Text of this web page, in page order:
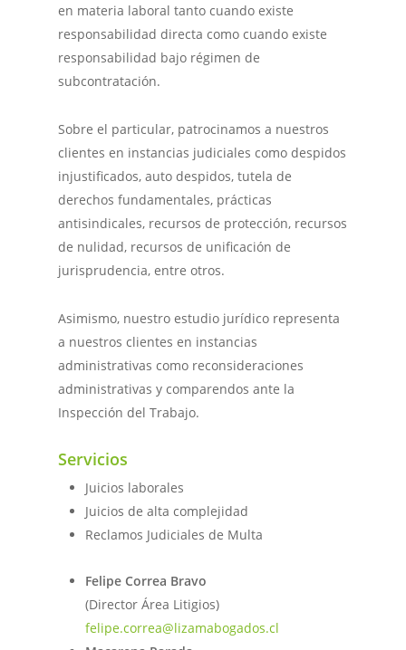
en materia laboral tanto cuando existe
responsabilidad directa como cuando existe
responsabilidad bajo régimen de
subcontratación.
Sobre el particular, patrocinamos a nuestros
clientes en instancias judiciales como despidos
injustificados, auto despidos, tutela de
derechos fundamentales, prácticas
antisindicales, recursos de protección, recursos
de nulidad, recursos de unificación de
jurisprudencia, entre otros.
Asimismo, nuestro estudio jurídico representa
a nuestros clientes en instancias
administrativas como reconsideraciones
administrativas y comparendos ante la
Inspección del Trabajo.
Servicios
Juicios laborales
Juicios de alta complejidad
Reclamos Judiciales de Multa
Felipe Correa Bravo
(Director Área Litigios)
felipe.correa@lizamabogados.cl